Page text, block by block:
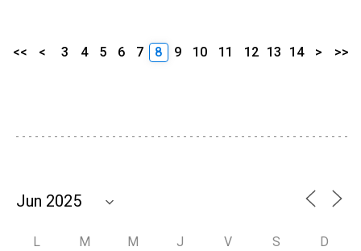
<< < 3 4 5 6 7 8 9 10 11 12 13 14 > >>
L M M J V S D